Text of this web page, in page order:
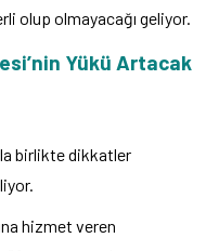
olup olmayacağı geliyor.
Yükü Artacak
birlikte dikkatler
hizmet veren